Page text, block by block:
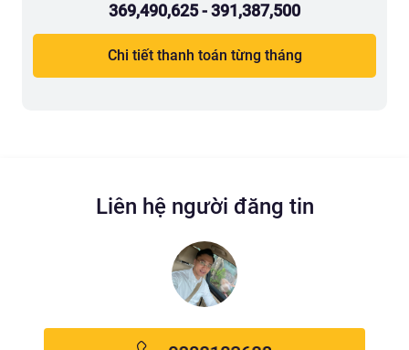
369,490,625 - 391,387,500
Chi tiết thanh toán từng tháng
Liên hệ người đăng tin